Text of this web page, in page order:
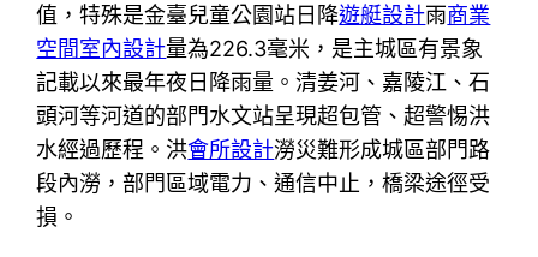
值，特殊是金臺兒童公園站日降遊艇設計雨商業
空間室內設計量為226.3毫米，是主城區有景象
記載以來最年夜日降雨量。清姜河、嘉陵江、石
頭河等河道的部門水文站呈現超包管、超警惕洪
水經過歷程。洪會所設計澇災難形成城區部門路
段內澇，部門區域電力、通信中止，橋梁途徑受
損。